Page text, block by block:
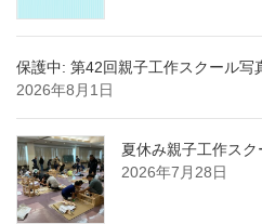
保護中: 第42回親子工作スクール写
2026年8月1日
夏休み親子工作スク
2026年7月28日